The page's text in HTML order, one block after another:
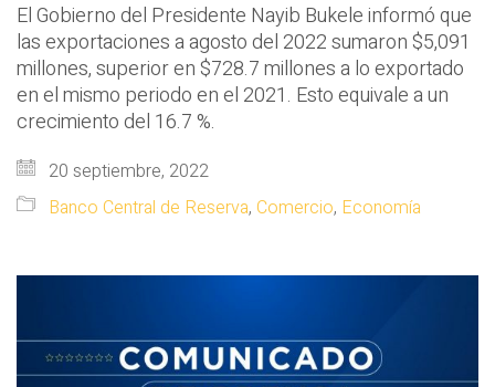
El Gobierno del Presidente Nayib Bukele informó que
las exportaciones a agosto del 2022 sumaron $5,091
millones, superior en $728.7 millones a lo exportado
en el mismo periodo en el 2021. Esto equivale a un
crecimiento del 16.7 %.
20 septiembre, 2022
Banco Central de Reserva, Comercio, Economía